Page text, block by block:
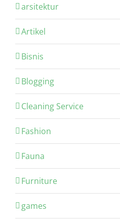
arsitektur
Artikel
Bisnis
Blogging
Cleaning Service
Fashion
Fauna
Furniture
games